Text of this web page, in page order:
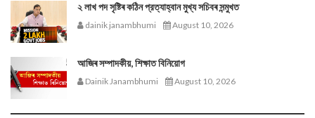
২ লাখ পদ সৃষ্টিৰ কঠিন প্রত্যাহ্বান মুখ্য সচিবৰ সন্মুখত
dainik janambhumi August 10, 2026
আজিৰ সম্পাদকীয়, শিক্ষাত বিনিয়োগ
Dainik Janambhumi August 10, 2026